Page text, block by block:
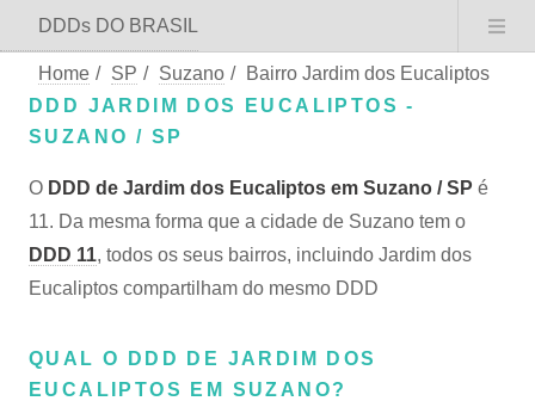
DDDs DO BRASIL
Home / SP / Suzano /
Bairro Jardim dos Eucaliptos
DDD JARDIM DOS EUCALIPTOS -
SUZANO / SP
O DDD de Jardim dos Eucaliptos em Suzano / SP é
11. Da mesma forma que a cidade de Suzano tem o
DDD 11, todos os seus bairros, incluindo Jardim dos
Eucaliptos compartilham do mesmo DDD
QUAL O DDD DE JARDIM DOS
EUCALIPTOS EM SUZANO?